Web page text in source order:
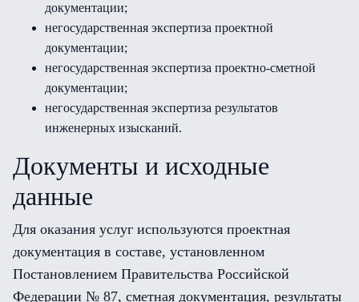
документации;
негосударственная экспертиза проектной
документации;
негосударственная экспертиза проектно-сметной
документации;
негосударственная экспертиза результатов
инженерных изысканий.
Документы и исходные
данные
Для оказания услуг используются проектная
документация в составе, установленном
Постановлением Правительства Российской
Федерации № 87, сметная документация, результаты